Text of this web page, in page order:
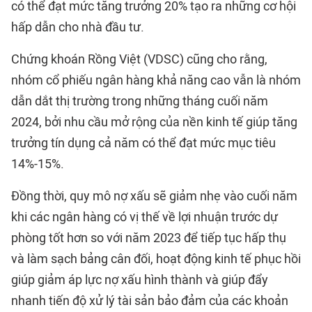
có thể đạt mức tăng trưởng 20% tạo ra những cơ hội
hấp dẫn cho nhà đầu tư.
Chứng khoán Rồng Việt (VDSC) cũng cho rằng,
nhóm cổ phiếu ngân hàng khả năng cao vẫn là nhóm
dẫn dắt thị trường trong những tháng cuối năm
2024, bởi nhu cầu mở rộng của nền kinh tế giúp tăng
trưởng tín dụng cả năm có thể đạt mức mục tiêu
14%-15%.
Đồng thời, quy mô nợ xấu sẽ giảm nhẹ vào cuối năm
khi các ngân hàng có vị thế về lợi nhuận trước dự
phòng tốt hơn so với năm 2023 để tiếp tục hấp thụ
và làm sạch bảng cân đối, hoạt động kinh tế phục hồi
giúp giảm áp lực nợ xấu hình thành và giúp đẩy
nhanh tiến độ xử lý tài sản bảo đảm của các khoản